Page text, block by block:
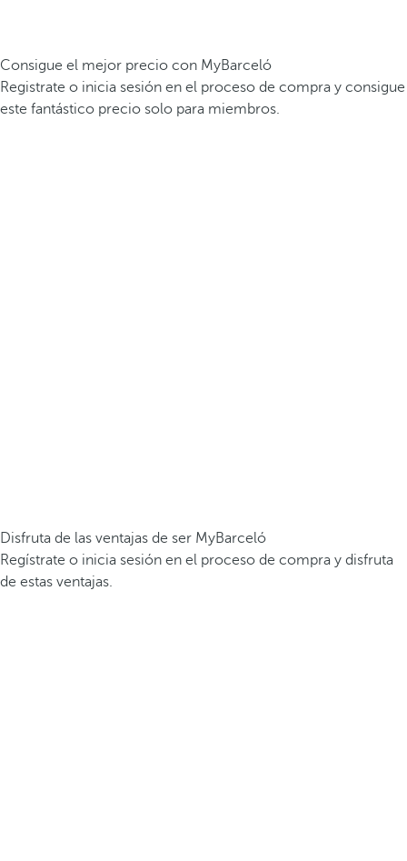
Consigue el mejor precio con MyBarceló
Registrate o inicia sesión en el proceso de compra y consigue
este fantástico precio solo para miembros.
Disfruta de las ventajas de ser MyBarceló
Regístrate o inicia sesión en el proceso de compra y disfruta
de estas ventajas.